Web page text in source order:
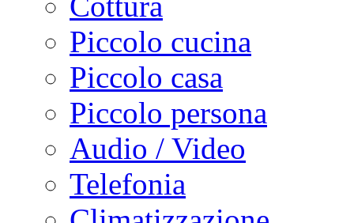
Piccolo cucina
Piccolo casa
Piccolo persona
Audio / Video
Telefonia